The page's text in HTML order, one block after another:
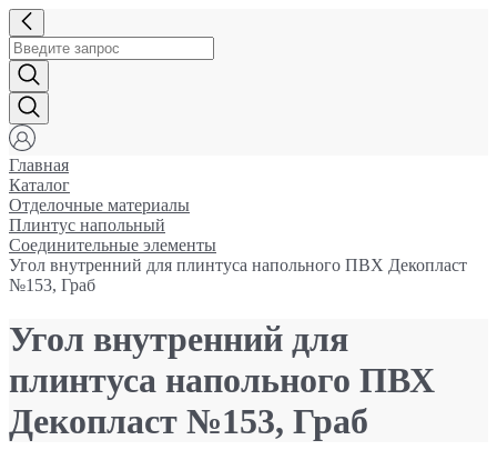
Главная
Каталог
Отделочные материалы
Плинтус напольный
Соединительные элементы
Угол внутренний для плинтуса напольного ПВХ Декопласт
№153, Граб
Угол внутренний для
плинтуса напольного ПВХ
Декопласт №153, Граб